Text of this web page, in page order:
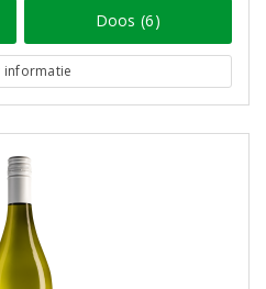
Doos (6)
informatie